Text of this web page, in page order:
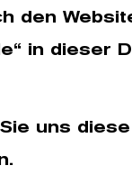
den
in dieser
uns